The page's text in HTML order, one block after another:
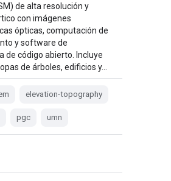
de alta resolución y
con imágenes
ópticas, computación de
y software de
de código abierto. Incluye
de árboles, edificios y…
elevation-topography
pgc umn